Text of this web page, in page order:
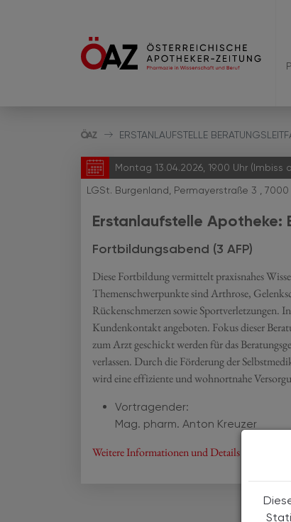
ERSTANLAUFSTELLE
Montag 13.04.2026, 19.00 Uhr (Imbiss
LGSt. Burgenland, Permayerstraße 3 ,
Erstanlaufstelle
Fortbildungsabend (3 AFP)
Diese Fortbildung vermittelt praxisnahes
Themenschwerpunkte sind Arthrose,
Rückenschmerzen sowie Sportverletzungen.
Kundenkontakt angeboten. Fokus dieser
zum Arzt geschickt werden für das
verlassen. Durch die Förderung der
wird eine effiziente und wohnortnahe
Vortragender:
Mag. pharm. Anton Kreuzer
Weitere Informationen und Details zur